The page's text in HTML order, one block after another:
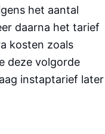
het aantal
daarna het tarief
kosten zoals
deze volgorde
instaptarief later